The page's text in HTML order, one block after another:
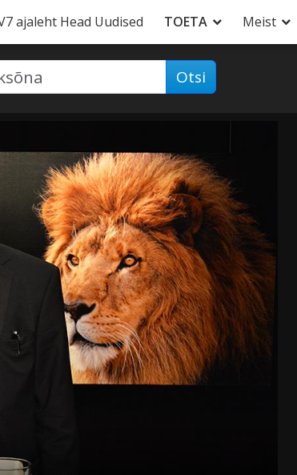
ajaleht Head Uudised TOETA Meist
Otsi